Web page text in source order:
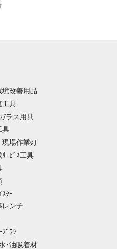
境改善用品
工具
ラス用具
具
現場作業灯
ｰﾋﾞｽ工具
ｽﾀｰ
レンチ
ﾞﾗｼ
･油吸着材